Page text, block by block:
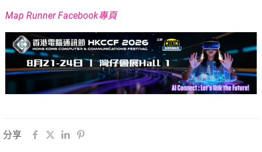
Map Runner Facebook專頁
分享